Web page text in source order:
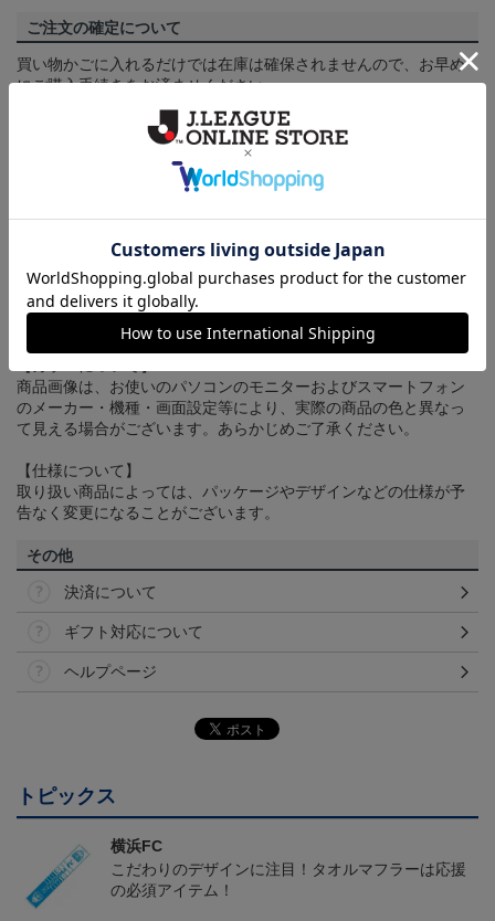
ご注文の確定について
買い物かごに入れるだけでは在庫は確保されませんので、お早め
にご購入手続きをお済ませください。
3,980円（税込）以上のご注文は全国一律送料無料です。詳しくは
をご確認ください。
一部商品はメール便でのお届けとなる場合がございます。詳しく
はヘルプページをご確認ください。
商品画像は、お使いのパソコンのモニターおよびスマートフォン
のメーカー・機種・画面設定等により、実際の商品の色と異なっ
て見える場合がございます。あらかじめご了承ください。
【仕様について】
取り扱い商品によっては、パッケージやデザインなどの仕様が予
告なく変更になることがございます。
その他
決済について
ギフト対応について
ヘルプページ
トピックス
横浜FC
こだわりのデザインに注目！タオルマフラーは応援
の必須アイテム！